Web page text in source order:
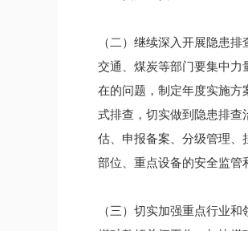
（二）继续深入开展隐患
交通、煤炭等部门要集中力
在的问题，制定年度实施方
式排查，切实做到隐患排查
估、申报备案、分级管理、
部位、重点设备的安全监管
（三）切实加强重点行业